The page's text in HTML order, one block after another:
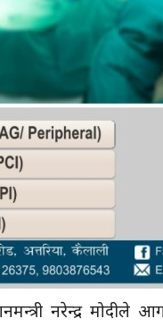
नरेन्द्र